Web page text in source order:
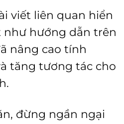
viết liên quan hiển
hướng dẫn trên
nâng cao tính
tăng tương tác cho
đừng ngần ngại